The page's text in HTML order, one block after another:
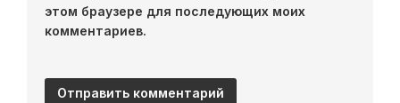
этом браузере для последующих моих
комментариев.